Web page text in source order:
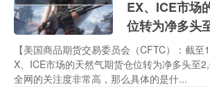
EX、ICE市场
位转为净多头
【美国商品期货交易委员会（CFTC）：截
X、ICE市场的天然气期货仓位转为净多头至
全网的关注度非常高，那么具体的是什...